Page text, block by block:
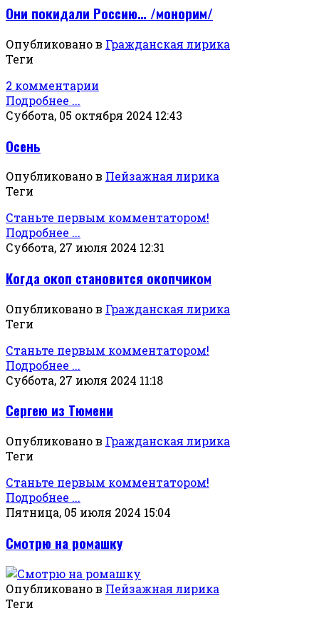
Они покидали Россию… /монорим/
Опубликовано в Гражданская лирика
Теги
2 комментарии
Подробнее ...
Суббота, 05 октября 2024 12:43
Осень
Опубликовано в Пейзажная лирика
Теги
Станьте первым комментатором!
Подробнее ...
Суббота, 27 июля 2024 12:31
Когда окоп становится окопчиком
Опубликовано в Гражданская лирика
Теги
Станьте первым комментатором!
Подробнее ...
Суббота, 27 июля 2024 11:18
Сергею из Тюмени
Опубликовано в Гражданская лирика
Теги
Станьте первым комментатором!
Подробнее ...
Пятница, 05 июля 2024 15:04
Смотрю на ромашку
Опубликовано в Пейзажная лирика
Теги